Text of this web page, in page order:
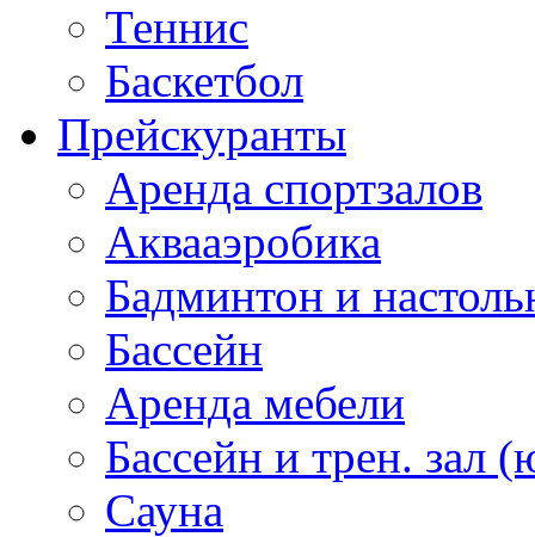
Теннис
Баскетбол
Прейскуранты
Аренда спортзалов
Аквааэробика
Бадминтон и
Бассейн
Аренда мебели
Бассейн и трен. зал
Сауна